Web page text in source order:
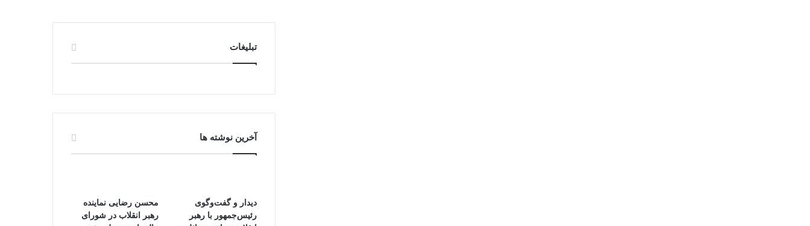
تبلیغات
آخرین نوشته ها
دیدار و گفت‌وگوی
رئیس‌جمهور با رهبر
محسن رضایی نماینده
رهبر انقلاب در شورای